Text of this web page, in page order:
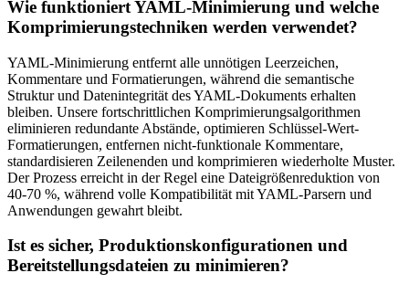
Wie funktioniert YAML-Minimierung und welche
Komprimierungstechniken werden verwendet?
YAML-Minimierung entfernt alle unnötigen Leerzeichen,
Kommentare und Formatierungen, während die semantische
Struktur und Datenintegrität des YAML-Dokuments erhalten
bleiben. Unsere fortschrittlichen Komprimierungsalgorithmen
eliminieren redundante Abstände, optimieren Schlüssel-Wert-
Formatierungen, entfernen nicht-funktionale Kommentare,
standardisieren Zeilenenden und komprimieren wiederholte Muster.
Der Prozess erreicht in der Regel eine Dateigrößenreduktion von
40-70 %, während volle Kompatibilität mit YAML-Parsern und
Anwendungen gewahrt bleibt.
Ist es sicher, Produktionskonfigurationen und
Bereitstellungsdateien zu minimieren?